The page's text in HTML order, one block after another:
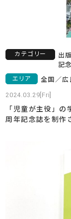
カテゴリー 出版
記
エリア 全国 ／広
2024.03.29[Fri]
「児童が主役」
周年記念誌を制作